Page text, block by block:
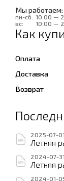
Мы работаем:
пн-сб: 10:00 —
вс:
10:00 —
Как
Оплата
Доставка
Возврат
2025-07-01
Летняя
2024-07-31
Летняя
2024-01-